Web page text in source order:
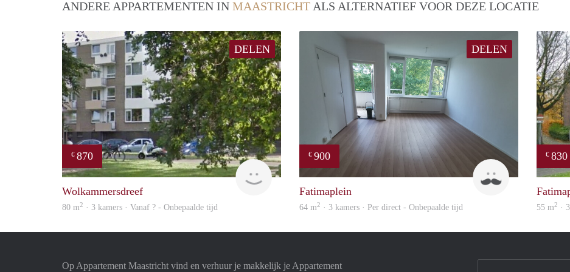
ANDERE APPARTEMENTEN IN MAASTRICHT ALS ALTERNATIEF VOOR DEZE LOCATIE
DELEN
€ 870
rent
Wolkammersdreef
80 m2 · 3 kamers · Vanaf ? - Onbepaalde tijd
DELEN
€ 900
Tim
Fatimaplein
64 m2 · 3 kamers · Per direct - Onbepaalde tijd
€ 830
55 m2 ·
Op Appartement Maastricht vind en verhuur je makkelijk je Appartement